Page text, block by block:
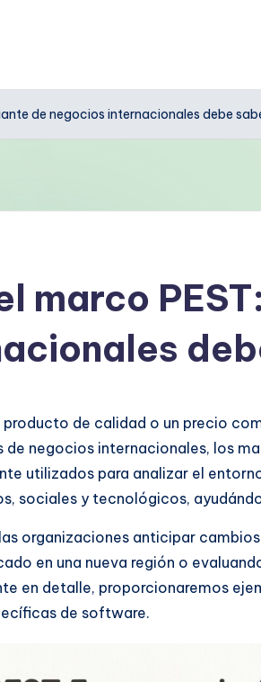
de negocios internacionales debe
marco
producto de calidad o un precio
negocios internacionales, los
utilizados para analizar el
sociales y tecnológicos,
organizaciones anticipar
en una nueva región o
en detalle, proporcionaremos
de software.